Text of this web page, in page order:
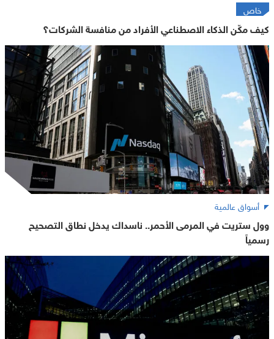
خاص
كيف مكّن الذكاء الاصطناعي الأفراد من منافسة الشركات؟
أسواق عالمية
وول ستريت في المرمى الأحمر.. ناسداك يدخل نطاق التصحيح
رسمياً